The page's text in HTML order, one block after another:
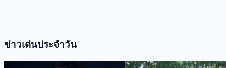
ข่าวเด่นประจำวัน